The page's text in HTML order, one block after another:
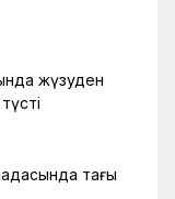
жүзуден
тағы